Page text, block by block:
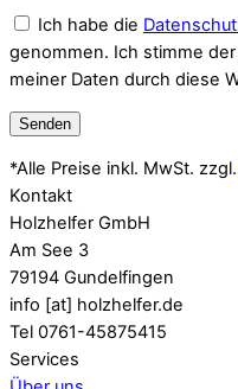
Ich habe die
genommen. Ich stimme
meiner Daten durch diese
*Alle Preise inkl. MwSt. zzgl.
Kontakt
Holzhelfer GmbH
Am See 3
79194 Gundelfingen
info [at] holzhelfer.de
Tel 0761-45875415
Services